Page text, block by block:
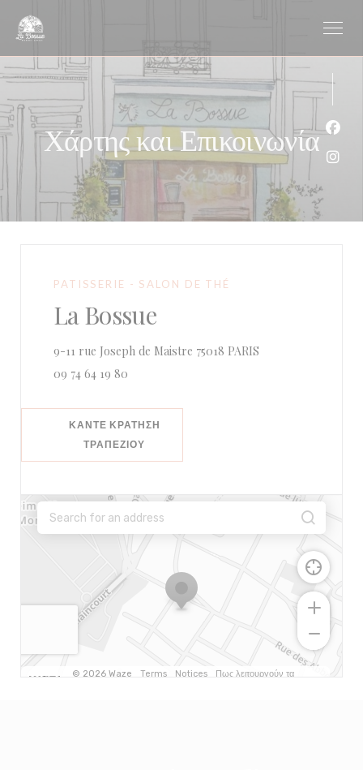
Χάρτης και Επικοινωνία
PATISSERIE - SALON DE THÉ
La Bossue
9-11 rue Joseph de Maistre 75018 PARIS
09 74 64 19 80
ΚΆΝΤΕ ΚΡΆΤΗΣΗ
ΤΡΑΠΕΖΙΟΎ